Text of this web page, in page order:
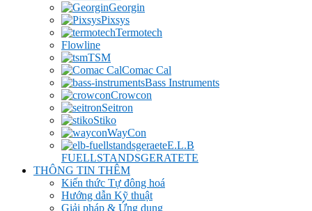
Georgin
Pixsys
Termotech
Flowline
TSM
Comac Cal
Bass Instruments
Crowcon
Seitron
Stiko
WayCon
E.L.B
FUELLSTANDSGERATETE
THÔNG TIN THÊM
Kiến thức Tự đông hoá
Hướng dẫn Kỹ thuật
Giải pháp & Ứng dụng